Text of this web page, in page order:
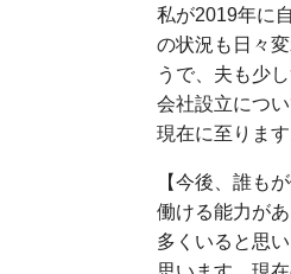
私が2019年に
の状況も日々
うで、夫も少
会社設立につ
現在に至りま
【今後、誰も
働ける能力が
多くいると思